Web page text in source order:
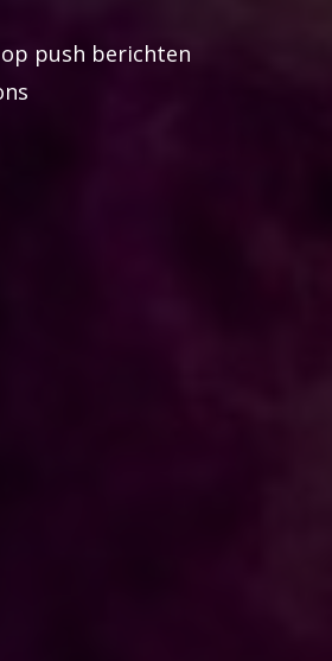
push berichten